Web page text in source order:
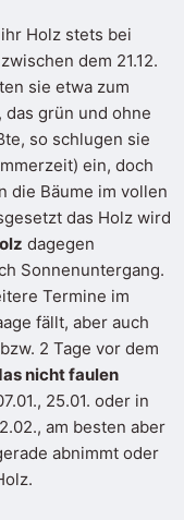
Holz stets bei
dem 21.12.
sie etwa zum
das grün und ohne
so schlugen sie
ein, doch
die Bäume im vollen
das Holz wird
dagegen
Sonnenuntergang.
Termine im
fällt, aber auch
2 Tage vor dem
nicht faulen
25.01. oder in
am besten aber
abnimmt oder